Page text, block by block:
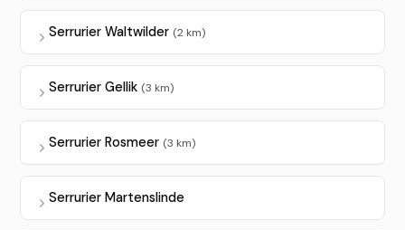
Serrurier Waltwilder (2 km)
Serrurier Gellik (3 km)
Serrurier Rosmeer (3 km)
Serrurier Martenslinde